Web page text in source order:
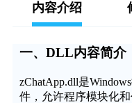
内容介绍
一、DLL内容简介
zChatApp.dll是
件，允许程序模块化